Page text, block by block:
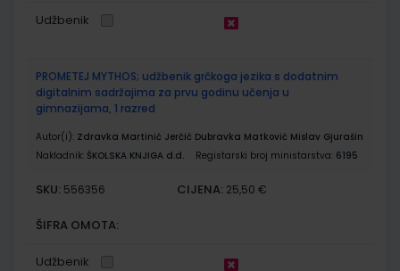
Udžbenik
PROMETEJ MYTHOS; udžbenik grčkoga jezika s dodatnim
digitalnim sadržajima za prvu godinu učenja u
gimnazijama, 1 razred
Autor(i): Zdravka Martinić Jerčić Dubravka Matković Mislav Gjurašin
Nakladnik: ŠKOLSKA KNJIGA d.d. Registarski broj ministarstva: 6195
SKU: 556356 CIJENA: 25,50 €
ŠIFRA OMOTA:
Udžbenik